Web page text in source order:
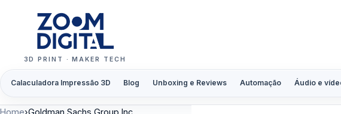
3D PRINT · MAKER TECH
Calaculadora Impressão 3D Blog Unboxing e Reviews Automação Áudio e
Home›Goldman Sachs Group Inc